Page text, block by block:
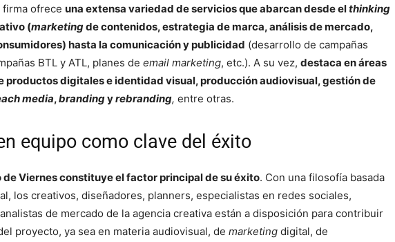
firma ofrece una extensa variedad de servicios que abarcan desde elthinking
(marketingde contenidos, estrategia de marca, análisis de mercado,
hasta la comunicación y publicidad (desarrollo de campañas
BTL y ATL, planes de email marketing, etc.). A su vez, destaca en áreas
productos digitales e identidad visual, producción audiovisual, gestión de
media,brandingyrebranding, entre otras.
equipo como clave del éxito
de Viernes constituye el factor principal de su éxito. Con una filosofía basada
los creativos, diseñadores, planners, especialistas en redes sociales,
de mercado de la agencia creativa están a disposición para contribuir
proyecto, ya sea en materia audiovisual, de marketing digital, de